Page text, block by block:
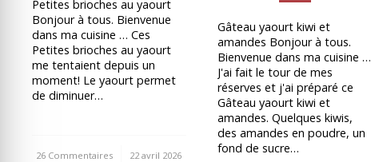
Petites brioches au yaourt
Bonjour à tous. Bienvenue
dans ma cuisine … Ces
Petites brioches au yaourt
me tentaient depuis un
moment! Le yaourt permet
de diminuer…
26 Commentaires
/ 22 avril 2026
Gâteau yaourt kiwi et
amandes Bonjour à tous.
Bienvenue dans ma cuisine …
J'ai fait le tour de mes
réserves et j'ai préparé ce
Gâteau yaourt kiwi et
amandes. Quelques kiwis,
des amandes en poudre, un
fond de sucre…